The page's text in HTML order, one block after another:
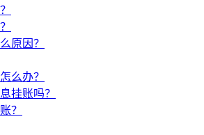
原因？
么办？
挂账吗？
？